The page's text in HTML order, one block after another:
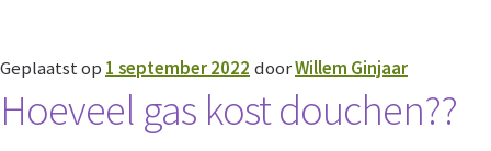
Aanmeldingsformulier voor ondersteuning bij
administratie en betalingsachterstanden
Geplaatst op 1 september 2022 doorWillem Ginjaar
Hoeveel gas kost douchen??